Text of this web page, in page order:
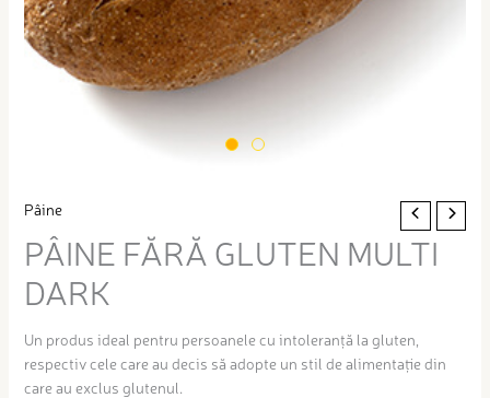
Pâine
PÂINE FĂRĂ GLUTEN MULTI
DARK
Un produs ideal pentru persoanele cu intoleranță la gluten,
respectiv cele care au decis să adopte un stil de alimentație din
care au exclus glutenul.